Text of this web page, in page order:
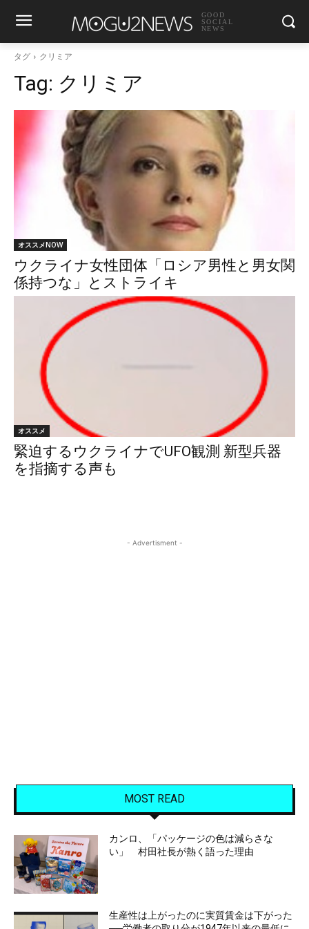
GOOD
SOCIAL
NEWS
タグ クリミア
Tag: クリミア
オススメNOW
ウクライナ女性団体「ロシア男性と男女関
係持つな」とストライキ
オススメ
緊迫するウクライナでUFO観測 新型兵器
を指摘する声も
- Advertisment -
MOST READ
カンロ、「パッケージの色は減らさな
い」 村田社長が熱く語った理由
生産性は上がったのに実質賃金は下がった